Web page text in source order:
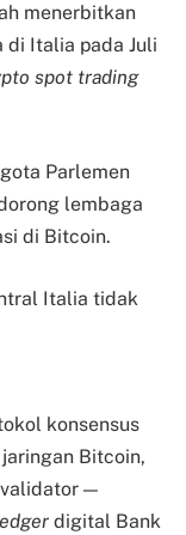
menerbitkan
di Italia pada Juli
spot trading
Parlemen
lembaga
di Bitcoin.
Italia tidak
konsensus
Bitcoin,
—
digital Bank